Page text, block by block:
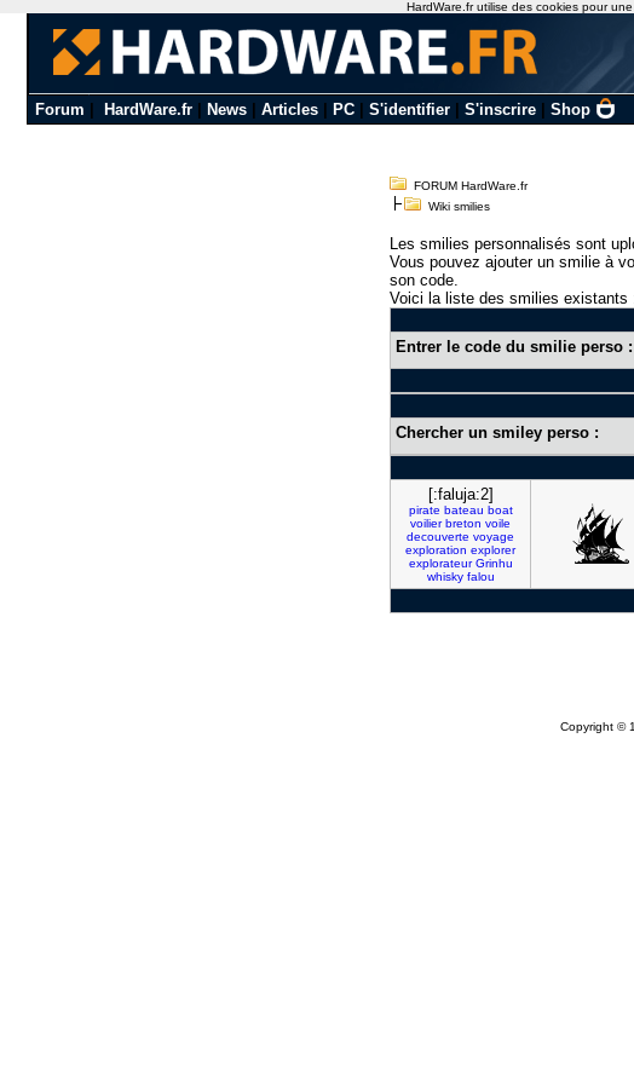
Forum HardWare.fr| News| Articles| PC| S'identifier| S'inscrire| Shop
FORUM HardWare.fr
Wiki smilies
Les smilies personnalisés sont
Vous pouvez ajouter un smilie à
son code.
Voici la liste des smilies existants
Entrer le code du smilie perso :
Chercher un smiley perso :
[:faluja:2]
pirate bateau boat
voilier breton voile
decouverte voyage
exploration explorer
explorateur Grinhu
whisky falou
Copyright ©
HardWare.fr utilise des cookies pour